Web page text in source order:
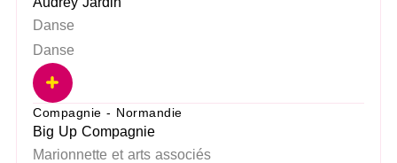
Danse
Danse
Compagnie - Normandie
Big Up Compagnie
Marionnette et arts associés